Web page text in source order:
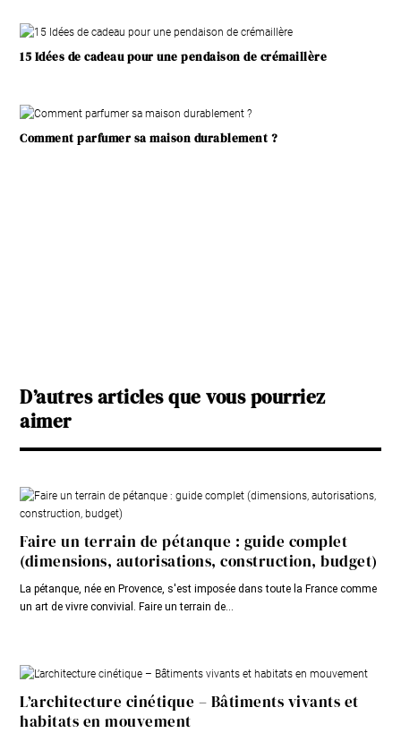
15 Idées de cadeau pour une pendaison de crémaillère
Comment parfumer sa maison durablement ?
D’autres articles que vous pourriez
aimer
Faire un terrain de pétanque : guide complet
(dimensions, autorisations, construction, budget)
La pétanque, née en Provence, s'est imposée dans toute la France comme
un art de vivre convivial. Faire un terrain de...
L’architecture cinétique – Bâtiments vivants et
habitats en mouvement